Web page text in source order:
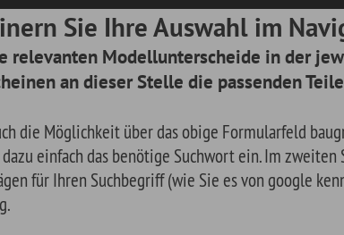
über das obige Formularfeld baugruppenspezifisch zu
das benötige Suchwort ein. Im zweiten Schritt erscheinen eine
Suchbegriff (wie Sie es von google kennen) für das von Ihnen